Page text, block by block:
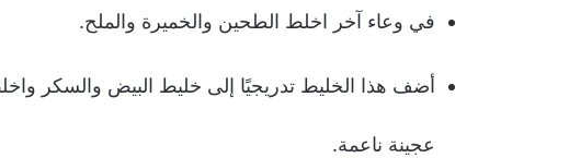
في وعاء آخر اخلط الطحين والخميرة والملح.
أضف هذا الخليط تدريجيًا إلى خليط البيض والسكر
عجينة ناعمة.